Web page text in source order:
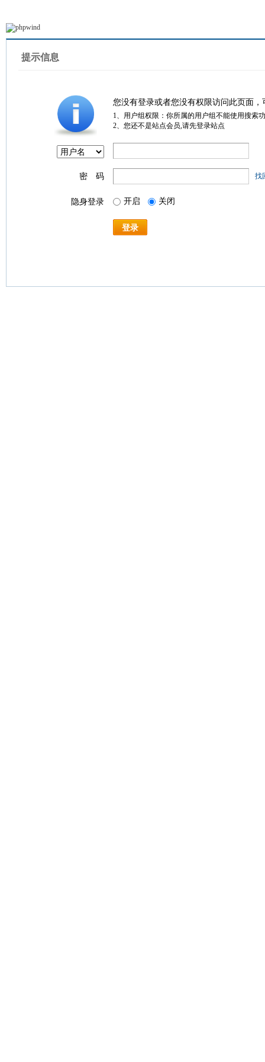
提示信息
您没有登录或者您没有权限访问此页面
1、用户组权限：你所属的用户组不能使用搜索
2、您还不是站点会员,请先登录站点
密 码 找
隐身登录 开启 关闭
登录